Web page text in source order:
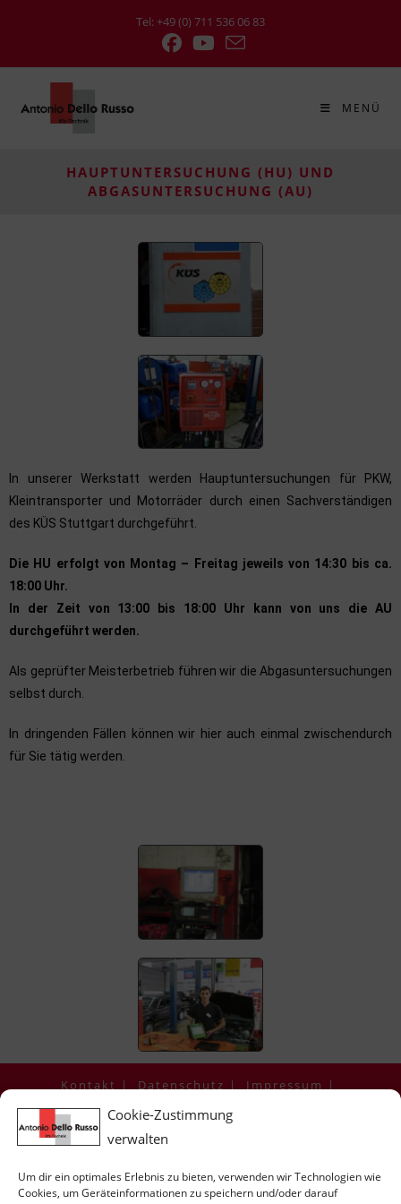
Cookie-Zustimmung
verwalten
Um dir ein optimales Erlebnis zu bieten, verwenden wir Technologien wie
Cookies, um Geräteinformationen zu speichern und/oder darauf
Tel: +49 (0) 711 536 06 83
MENÜ
HAUPTUNTERSUCHUNG (HU) UND
ABGASUNTERSUCHUNG (AU)
In unserer Werkstatt werden Hauptuntersuchungen für PKW,
Kleintransporter und Motorräder durch einen Sachverständigen
des KÜS Stuttgart durchgeführt.
Die HU erfolgt von Montag – Freitag jeweils von 14:30 bis ca.
18:00 Uhr.
In der Zeit von 13:00 bis 18:00 Uhr kann von uns die AU
durchgeführt werden.
Als geprüfter Meisterbetrieb führen wir die Abgasuntersuchungen
selbst durch.
In dringenden Fällen können wir hier auch einmal zwischendurch
für Sie tätig werden.
Kontakt Datenschutz
Impressum
Cookie-Richtlinie (EU)
© All rights reserved - Antonio Dello Russo -